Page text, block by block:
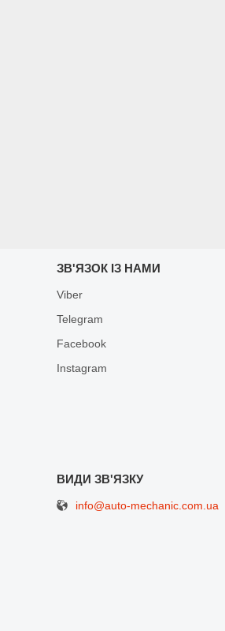
ЗВ'ЯЗОК ІЗ НАМИ
Viber
Telegram
Facebook
Іnstagram
info@auto-mechanic.com.ua